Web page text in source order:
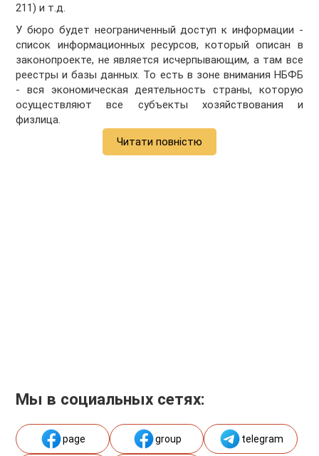
211) и т.д.
У бюро будет неограниченный доступ к информации -
список информационных ресурсов, который описан в
законопроекте, не является исчерпывающим, а там все
реестры и базы данных. То есть в зоне внимания НБФБ
- вся экономическая деятельность страны, которую
осуществляют все субъекты хозяйствования и
физлица.
Читати повністю
Мы в социальных сетях:
page group telegram